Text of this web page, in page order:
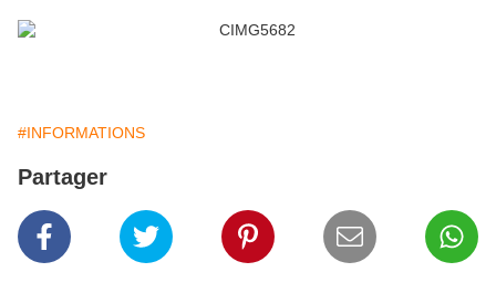
#INFORMATIONS
Partager